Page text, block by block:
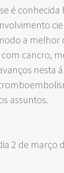
é
a
cancro,
nesta
assuntos.
2 de março